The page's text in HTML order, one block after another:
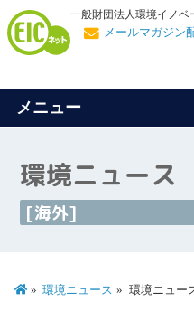
一般財団法人環境イノベ
メールマガジン
メニュー
環境ニュース
[海外]
環境ニュース 環境ニュー